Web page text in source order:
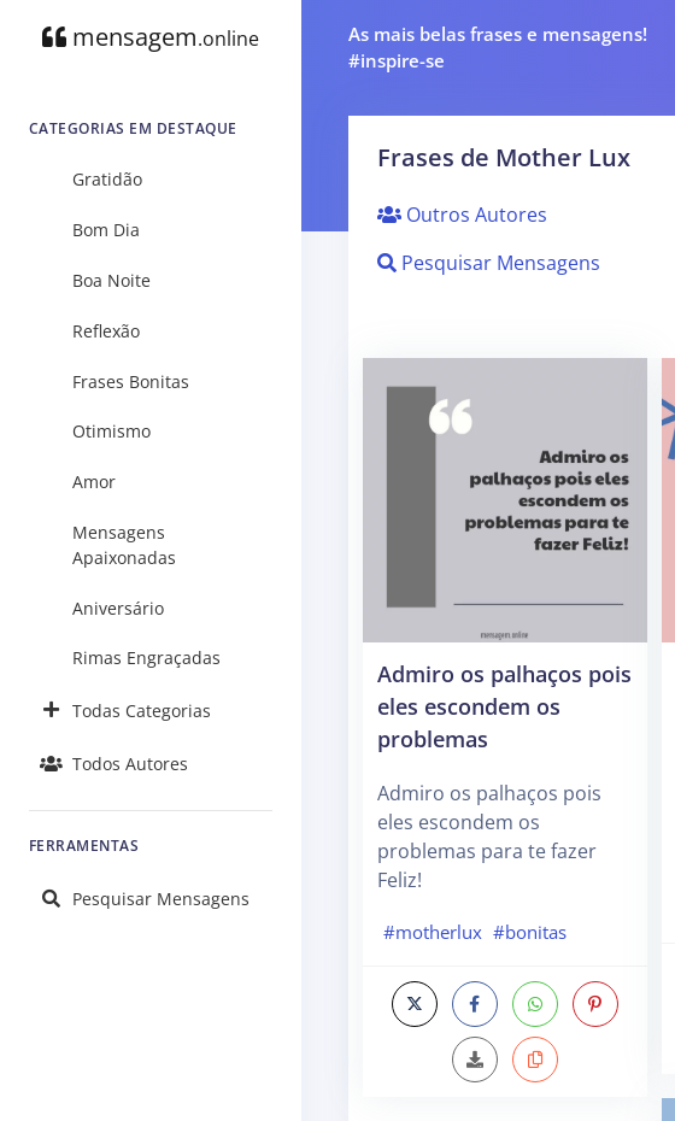
mensagem.online
CATEGORIAS EM DESTAQUE
Gratidão
Bom Dia
Boa Noite
Reflexão
Frases Bonitas
Otimismo
Amor
Mensagens
Apaixonadas
Aniversário
Rimas Engraçadas
Todas Categorias
Todos Autores
FERRAMENTAS
Pesquisar Mensagens
As mais belas frases e mensagens!
#inspire-se
Frases de Mother Lux
Outros Autores
Pesquisar Mensagens
Admiro os palhaços pois
eles escondem os
problemas
Admiro os palhaços pois
eles escondem os
problemas para te fazer
Feliz!
#motherlux #bonitas